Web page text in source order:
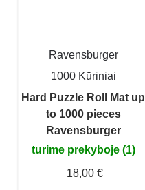
Ravensburger
1000 Kūriniai
Hard Puzzle Roll Mat up
to 1000 pieces
Ravensburger
turime prekyboje (1)
18,00 €